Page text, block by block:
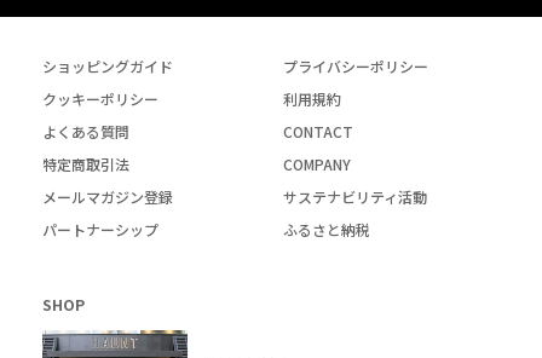
ショッピングガイド
プライバシーポリシー
クッキーポリシー
利用規約
よくある質問
CONTACT
特定商取引法
COMPANY
メールマガジン登録
サステナビリティ活動
パートナーシップ
ふるさと納税
SHOP